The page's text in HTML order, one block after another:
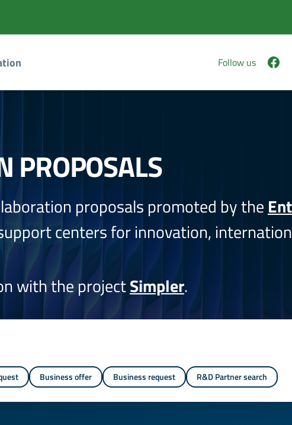
Follow us
PROPOSALS
proposals promoted by the
centers for innovation,
with the projectSimpler.
Business offer Business request R&D Partner search